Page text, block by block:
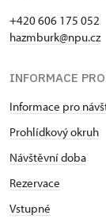
+420 606 175 052
hazmburk@npu.cz
INFORMACE
Informace pro
Prohlídkový okruh
Návštěvní doba
Rezervace
Vstupné